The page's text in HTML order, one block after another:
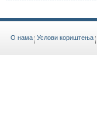
O нама Услови кориштења